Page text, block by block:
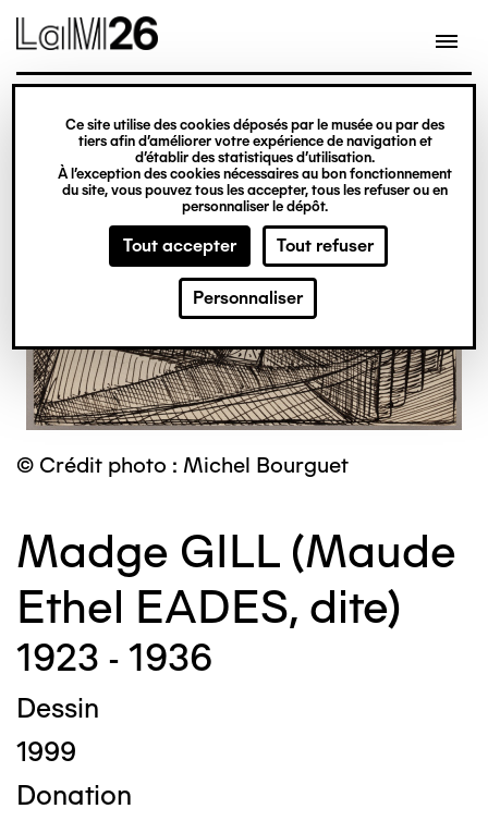
Gestion des cookies
Ce site utilise des cookies déposés par le musée ou par des
tiers afin d’améliorer votre expérience de navigation et
d’établir des statistiques d’utilisation.
À l’exception des cookies nécessaires au bon fonctionnement
du site, vous pouvez tous les accepter, tous les refuser ou en
personnaliser le dépôt.
Tout accepter Tout refuser
Personnaliser
contenu
© Crédit photo : Michel Bourguet
Madge GILL (Maude
Ethel EADES, dite)
1923 - 1936
Dessin
1999
Donation